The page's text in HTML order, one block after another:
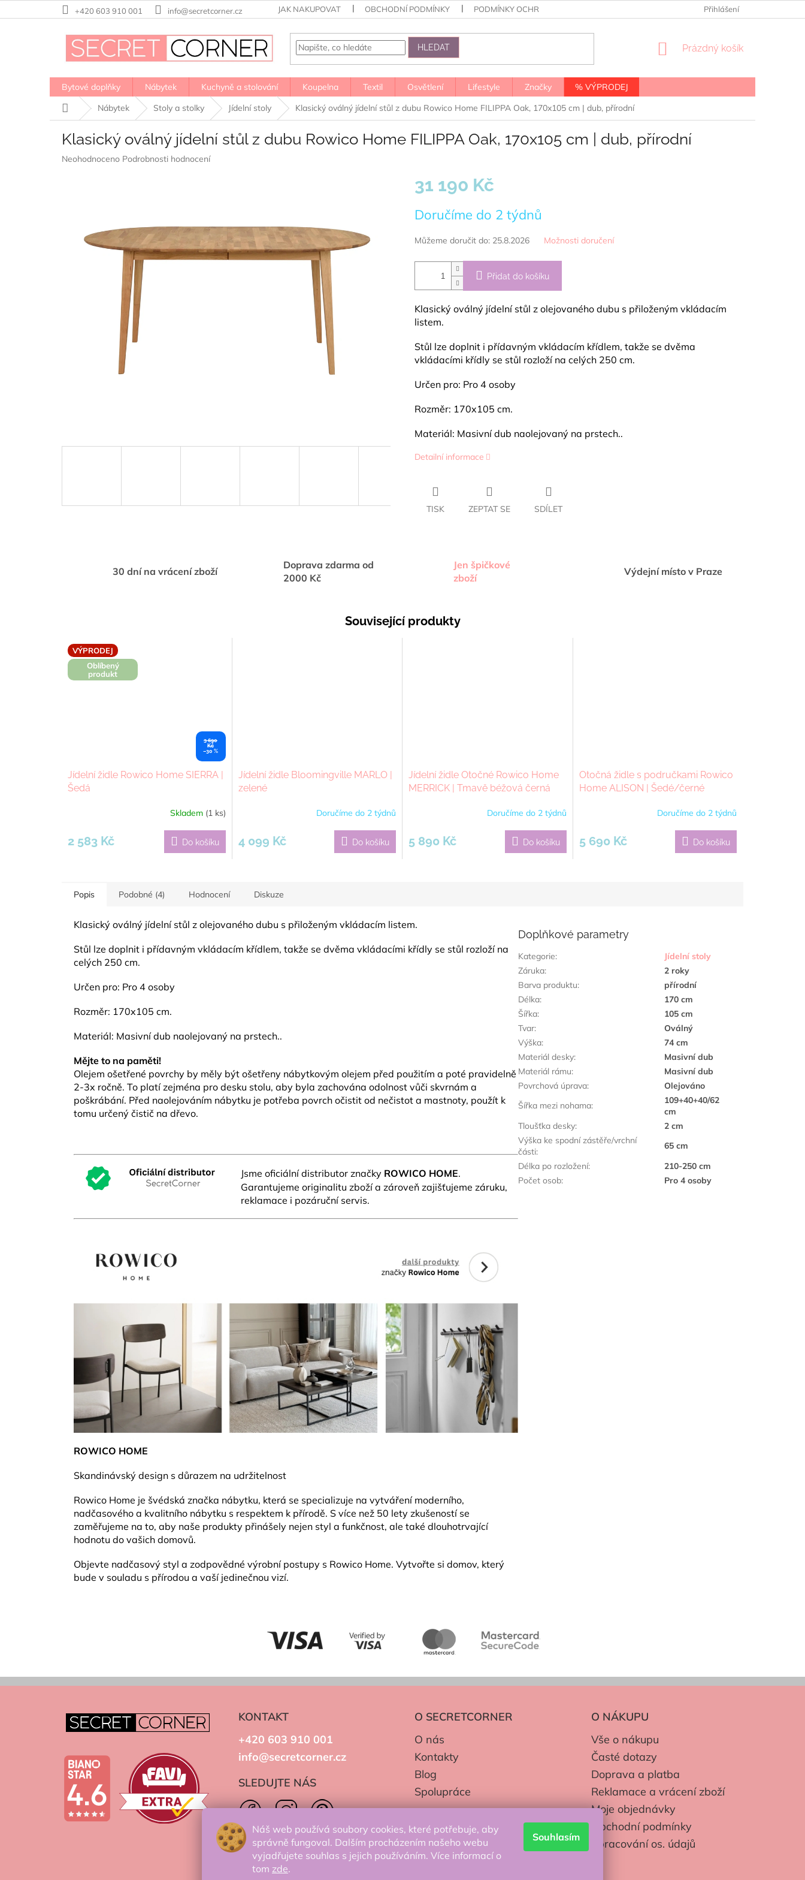
Náš web používá soubory cookies, které potřebuje, aby
správně fungoval. Dalším procházením našeho webu
vyjadřujete souhlas s jejich používáním. Více informací o
tom zde.
Souhlasím
na
+420 603 910 001 info@secretcorner.cz JAK NAKUPOVAT OBCHODNÍ PODMÍNKY PODMÍNKY OCHRANY OSOBNÍCH ÚDAJŮ Přihlášení
HLEDAT
NÁKUPNÍ
Prázdný košík
Bytové doplňky Nábytek Kuchyně a stolování Koupelna Textil Osvětlení Lifestyle Značky
% VÝPRODEJ
Domů
Nábytek Stoly a stolky Jídelní stoly Klasický oválný jídelní stůl z dubu Rowico Home FILIPPA Oak, 170x105 cm | dub, přírodní
Klasický oválný jídelní stůl z dubu Rowico Home FILIPPA Oak, 170x105 cm | dub, přírodní
Průměrné
hvězdiček.
Neohodnoceno Podrobnosti hodnocení
31 190 Kč
cena:
Doručíme do 2 týdnů
Můžeme doručit do: 25.8.2026 Možnosti doručení
Přidat do košíku
Klasický oválný jídelní stůl z olejovaného dubu s přiloženým vkládacím
listem.
Stůl lze doplnit i přídavným vkládacím křídlem, takže se dvěma
vkládacími křídly se stůl rozloží na celých 250 cm.
Určen pro: Pro 4 osoby
Rozměr: 170x105 cm.
Materiál: Masivní dub naolejovaný na prstech..
Detailní informace
TISK ZEPTAT SE SDÍLET
30 dní na vrácení zboží
Doprava zdarma od
2000 Kč
Jen špičkové
zboží
Výdejní místo v Praze
Související produkty
VÝPRODEJ
Oblíbený
produkt
3 690
Kč
–30 %
Jídelní židle Rowico Home SIERRA |
Šedá
produktu
je
hvězdiček.
Skladem (1 ks)
2 583 Kč Do košíku
Jídelní židle Bloomingville MARLO |
zelené
Doručíme do 2 týdnů
4 099 Kč Do košíku
Jídelní židle Otočné Rowico Home
MERRICK | Tmavě béžová černá
Doručíme do 2 týdnů
5 890 Kč Do košíku
Otočná židle s područkami Rowico
Home ALISON | Šedé/černé
Doručíme do 2 týdnů
5 690 Kč Do košíku
Popis Podobné (4) Hodnocení Diskuze
Klasický oválný jídelní stůl z olejovaného dubu s přiloženým vkládacím listem.
Stůl lze doplnit i přídavným vkládacím křídlem, takže se dvěma vkládacími křídly se stůl rozloží na
celých 250 cm.
Určen pro: Pro 4 osoby
Rozměr: 170x105 cm.
Materiál: Masivní dub naolejovaný na prstech..
Mějte to na paměti!
Olejem ošetřené povrchy by měly být ošetřeny nábytkovým olejem před použitím a poté pravidelně
2-3x ročně. To platí zejména pro desku stolu, aby byla zachována odolnost vůči skvrnám a
poškrábání. Před naolejováním nábytku je potřeba povrch očistit od nečistot a mastnoty, použít k
tomu určený čistič na dřevo.
Jsme oficiální distributor značky ROWICO HOME.
Garantujeme originalitu zboží a zároveň zajišťujeme záruku,
reklamace i pozáruční servis.
ROWICO HOME
Skandinávský design s důrazem na udržitelnost
Rowico Home je švédská značka nábytku, která se specializuje na vytváření moderního,
nadčasového a kvalitního nábytku s respektem k přírodě. S více než 50 lety zkušeností se
zaměřujeme na to, aby naše produkty přinášely nejen styl a funkčnost, ale také dlouhotrvající
hodnotu do vašich domovů.
Objevte nadčasový styl a zodpovědné výrobní postupy s Rowico Home. Vytvořte si domov, který
bude v souladu s přírodou a vaší jedinečnou vizí.
Doplňkové parametry
Kategorie:
Jídelní stoly
Záruka:
2 roky
Barva produktu:
přírodní
Délka:
170 cm
Šířka:
105 cm
Tvar:
Oválný
Výška:
74 cm
Materiál desky:
Masivní dub
Materiál rámu:
Masivní dub
Povrchová úprava:
Olejováno
Šířka mezi nohama:
109+40+40/62
cm
Tloušťka desky:
2 cm
Výška ke spodní zástěře/vrchní
části:
65 cm
Délka po rozložení:
210-250 cm
Počet osob: Pro 4 osoby
KONTAKT
+420 603 910 001
info@secretcorner.cz
SLEDUJTE NÁS
O SECRETCORNER
O nás
Kontakty
Blog
Spolupráce
O NÁKUPU
Vše o nákupu
Časté dotazy
Doprava a platba
Reklamace a vrácení zboží
Moje objednávky
Obchodní podmínky
Zpracování os. údajů